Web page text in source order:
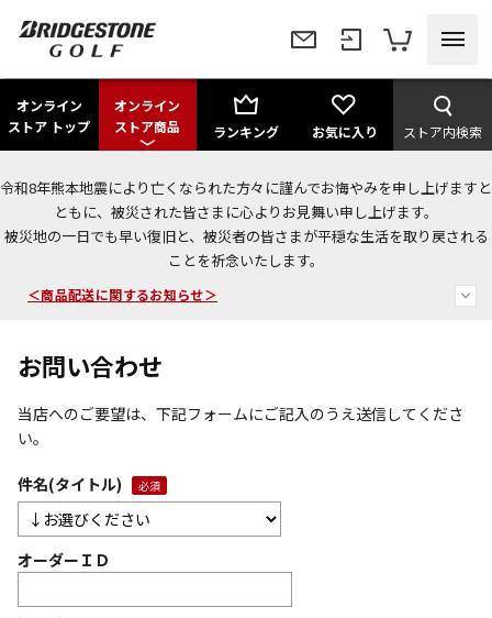
オンライン
ストア トップ
オンライン
ストア商品
ランキング お気に入り ストア内検索
令和8年熊本地震により亡くなられた方々に謹んでお悔やみを申し上げますと
ともに、被災された皆さまに心よりお見舞い申し上げます。
被災地の一日でも早い復旧と、被災者の皆さまが平穏な生活を取り戻される
ことを祈念いたします。
今なら新規会員登録で1,000円OFFクーポンプレゼント！
＜商品配送に関するお知らせ＞
＜夏季休暇中のご注文・発送・お問い合わせ＞
お問い合わせ
当店へのご要望は、下記フォームにご記入のうえ送信してくださ
い。
件名(タイトル)
オーダーＩＤ